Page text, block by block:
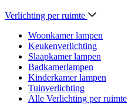
Verlichting per ruimte
Woonkamer lampen
Keukenverlichting
Slaapkamer lampen
Badkamerlampen
Kinderkamer lampen
Tuinverlichting
Alle Verlichting per ruimte